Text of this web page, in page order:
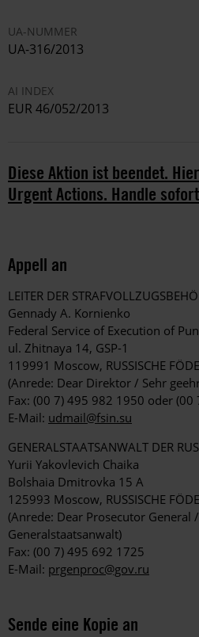
UA-NUMMER
UA-316/2013
AI INDEX
EUR 46/052/2013
Diese Aktion ist beendet.
Urgent Actions. Handle
Appell an
LEITER DER
Gennady A. Kornienko
Federal Service of Execution of
ul. Zhitnaya 14, GSP-1
119991 Moscow, RUSSISCHE
(Anrede: Dear Direktor / Sehr
Fax: (00 7) 495 982 1950 oder
E-Mail: udmail@fsin.su
GENERALSTAATSANWALT DER
Yurii Yakovlevich Chaika
Bolshaia Dmitrovka 15 A
125993 Moscow, RUSSISCHE
(Anrede: Dear Prosecutor General
Generalstaatsanwalt)
Fax: (00 7) 495 692 1725
E-Mail: prgenproc@gov.ru
Sende eine Kopie an